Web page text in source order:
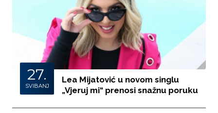
27.
SVIBANJ
Lea Mijatović u novom singlu
„Vjeruj mi“ prenosi snažnu poruku